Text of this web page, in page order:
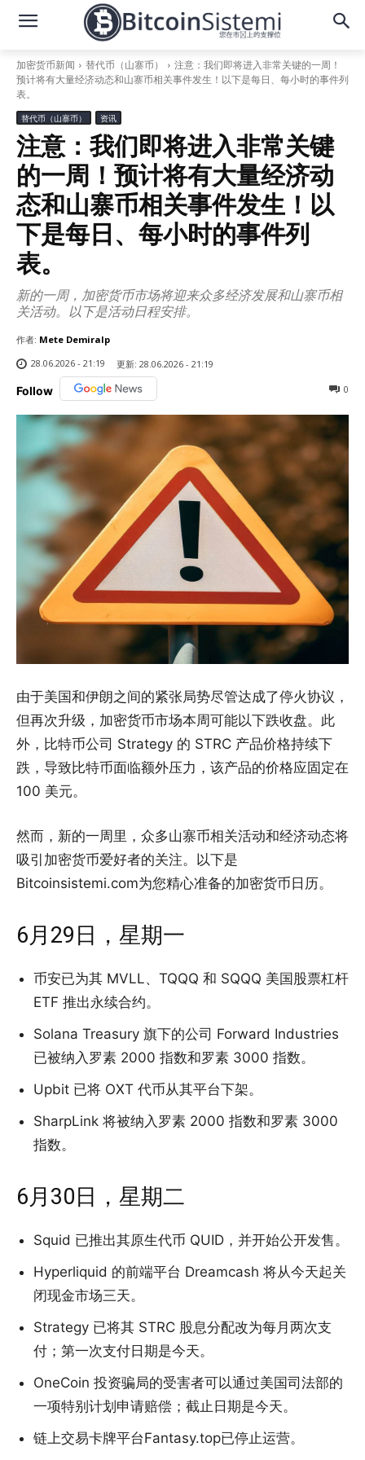
加密货币新闻 替代币（山寨币）
注意：我们即将进入非常关键的一周！
预计将有大量经济动态和山寨币相关事件发生！以下是每日、每小时的事件列
表。
替代币（山寨币） 资讯
注意：我们即将进入非常关键
的一周！预计将有大量经济动
态和山寨币相关事件发生！以
下是每日、每小时的事件列
表。
新的一周，加密货币市场将迎来众多经济发展和山寨币相
关活动。以下是活动日程安排。
作者: Mete Demiralp
28.06.2026 - 21:19
更新: 28.06.2026 - 21:19
Follow 0
由于美国和伊朗之间的紧张局势尽管达成了停火协议，
但再次升级，加密货币市场本周可能以下跌收盘。此
外，比特币公司 Strategy 的 STRC 产品价格持续下
跌，导致比特币面临额外压力，该产品的价格应固定在
100 美元。
然而，新的一周里，众多山寨币相关活动和经济动态将
吸引加密货币爱好者的关注。以下是
Bitcoinsistemi.com为您精心准备的加密货币日历。
6月29日，星期一
币安已为其 MVLL、TQQQ 和 SQQQ 美国股票杠杆
ETF 推出永续合约。
Solana Treasury 旗下的公司 Forward Industries
已被纳入罗素 2000 指数和罗素 3000 指数。
Upbit 已将 OXT 代币从其平台下架。
SharpLink 将被纳入罗素 2000 指数和罗素 3000
指数。
6月30日，星期二
Squid 已推出其原生代币 QUID，并开始公开发售。
Hyperliquid 的前端平台 Dreamcash 将从今天起关
闭现金市场三天。
Strategy 已将其 STRC 股息分配改为每月两次支
付；第一次支付日期是今天。
OneCoin 投资骗局的受害者可以通过美国司法部的
一项特别计划申请赔偿；截止日期是今天。
链上交易卡牌平台Fantasy.top已停止运营。